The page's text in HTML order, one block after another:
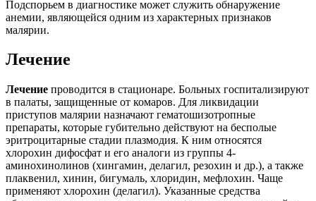
Подспорьем в диагностике может служить обнаружение
анемии, являющейся одним из характерных признаков
малярии.
Лечение
Лечение проводится в стационаре. Больных госпитализируют
в палаты, защищенные от комаров. Для ликвидации
приступов малярии назначают гематошизотропные
препараты, которые губительно действуют на бесполые
эритроцитарные стадии плазмодия. К ним относятся
хлорохин дифосфат и его аналоги из группы 4-
аминохинолинов (хингамин, делагил, резохин и др.), а также
плаквенил, хинин, бигумаль, хлоридин, мефлохин. Чаще
применяют хлорохин (делагил). Указанные средства